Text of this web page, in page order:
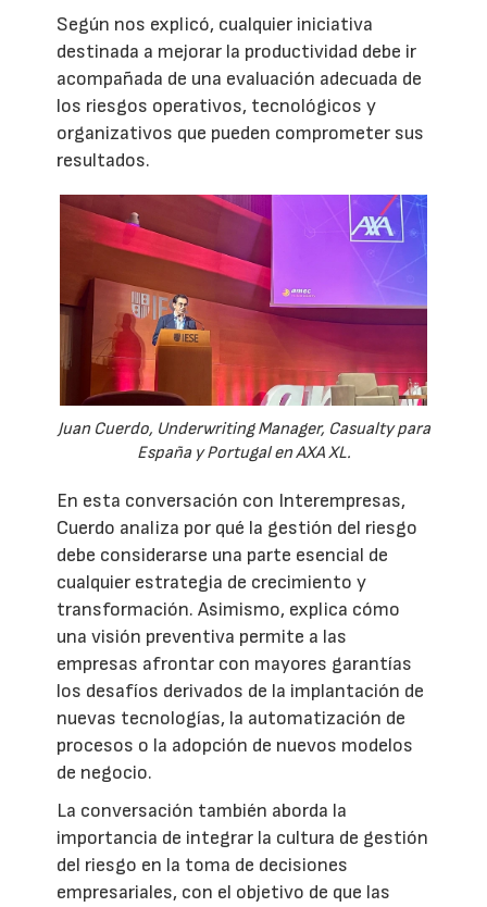
Según nos explicó, cualquier iniciativa
destinada a mejorar la productividad debe ir
acompañada de una evaluación adecuada de
los riesgos operativos, tecnológicos y
organizativos que pueden comprometer sus
resultados.
Juan Cuerdo, Underwriting Manager, Casualty para
España y Portugal en AXA XL.
En esta conversación con Interempresas,
Cuerdo analiza por qué la gestión del riesgo
debe considerarse una parte esencial de
cualquier estrategia de crecimiento y
transformación. Asimismo, explica cómo
una visión preventiva permite a las
empresas afrontar con mayores garantías
los desafíos derivados de la implantación de
nuevas tecnologías, la automatización de
procesos o la adopción de nuevos modelos
de negocio.
La conversación también aborda la
importancia de integrar la cultura de gestión
del riesgo en la toma de decisiones
empresariales, con el objetivo de que las